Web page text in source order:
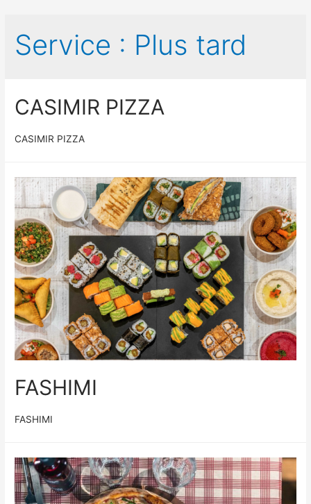
Service : Plus tard
CASIMIR PIZZA
CASIMIR PIZZA
FASHIMI
FASHIMI